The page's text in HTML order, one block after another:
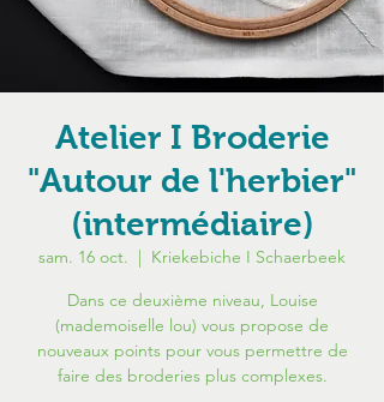
Atelier I Broderie
"Autour de l'herbier"
(intermédiaire)
sam. 16 oct.
  |
Kriekebiche I Schaerbeek
Dans ce deuxième niveau, Louise
(mademoiselle lou) vous propose de
nouveaux points pour vous permettre de
faire des broderies plus complexes.